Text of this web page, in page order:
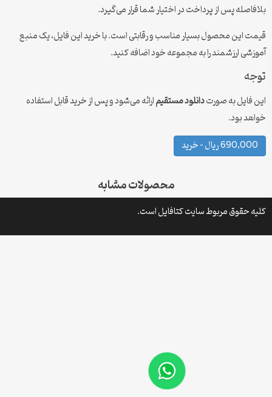
پس از پرداخت در اختیار شما قرار می‌گیرد.
این محصول بسیار مناسب و رقابتی است. با خرید این فایل، یک منبع
ارزشمند را به مجموعه خود اضافه کنید.
فایل به صورتدانلود مستقیمارائه می‌شود و پس از خرید قابل استفاده
بود.
ریال – خرید
محصولات مشابه
حقوق مربوط سایت کتافایل است.